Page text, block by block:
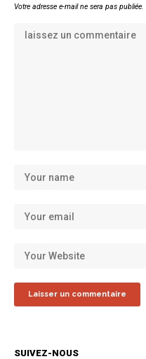
Votre adresse e-mail ne sera pas publiée.
SUIVEZ-NOUS